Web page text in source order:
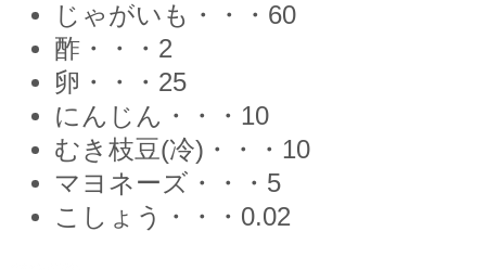
じゃがいも・・・60
酢・・・2
卵・・・25
にんじん・・・10
むき枝豆(冷)・・・10
マヨネーズ・・・5
こしょう・・・0.02